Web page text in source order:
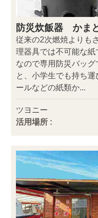
防災炊飯器 かま
従来の2次燃焼よりも
理器具では不可能な
なので専用防災バッ
と、小学生でも持ち
ールなどの紙類か...
ツヨニー
活用場所 :